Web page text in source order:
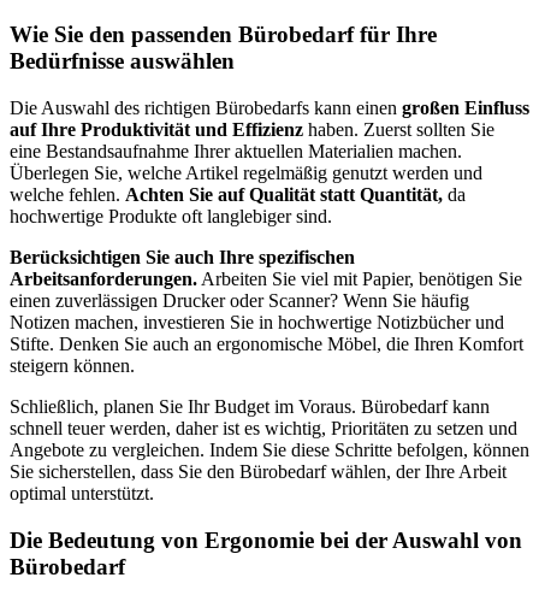
Wie Sie den passenden Bürobedarf für Ihre
Bedürfnisse auswählen
Die Auswahl des richtigen Bürobedarfs kann einen großen Einfluss
auf Ihre Produktivität und Effizienz haben. Zuerst sollten Sie
eine Bestandsaufnahme Ihrer aktuellen Materialien machen.
Überlegen Sie, welche Artikel regelmäßig genutzt werden und
welche fehlen. Achten Sie auf Qualität statt Quantität, da
hochwertige Produkte oft langlebiger sind.
Berücksichtigen Sie auch Ihre spezifischen
Arbeitsanforderungen. Arbeiten Sie viel mit Papier, benötigen Sie
einen zuverlässigen Drucker oder Scanner? Wenn Sie häufig
Notizen machen, investieren Sie in hochwertige Notizbücher und
Stifte. Denken Sie auch an ergonomische Möbel, die Ihren Komfort
steigern können.
Schließlich, planen Sie Ihr Budget im Voraus. Bürobedarf kann
schnell teuer werden, daher ist es wichtig, Prioritäten zu setzen und
Angebote zu vergleichen. Indem Sie diese Schritte befolgen, können
Sie sicherstellen, dass Sie den Bürobedarf wählen, der Ihre Arbeit
optimal unterstützt.
Die Bedeutung von Ergonomie bei der Auswahl von
Bürobedarf